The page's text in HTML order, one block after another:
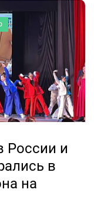
России и
в
на